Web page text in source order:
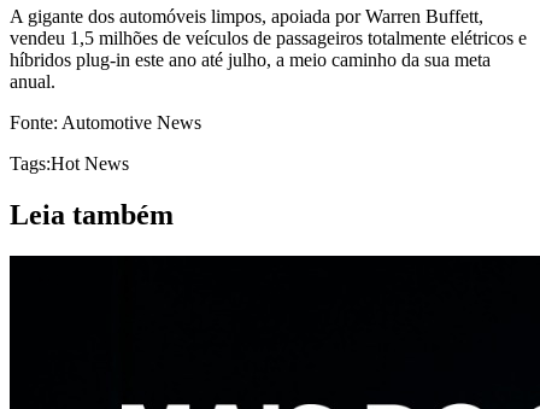
A gigante dos automóveis limpos, apoiada por Warren Buffett,
vendeu 1,5 milhões de veículos de passageiros totalmente elétricos e
híbridos plug-in este ano até julho, a meio caminho da sua meta
anual.
Fonte: Automotive News
Tags:Hot News
Leia também